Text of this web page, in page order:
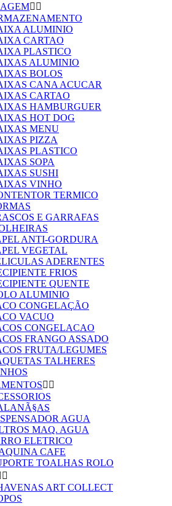
 
ALUMINIO
CARTAO
PLASTICO
ALUMINIO
BOLOS
CANA ACUCAR
CARTAO
HAMBURGUER
HOT DOG
MENU
PIZZA
PLASTICO
SOPA
SUSHI
VINHO
TERMICO
E GARRAFAS
ANTI-GORDURA
VEGETAL
ADERENTES
FRIOS
QUENTE
ALUMINIO
CONGELAÇÃO
VACUO
CONGELACAO
FRANGO ASSADO
FRUTA/LEGUMES
TALHERES
 
AGUA
MAQ. AGUA
ELETRICO
CAFE
TOALHAS ROLO

ART COLLECT